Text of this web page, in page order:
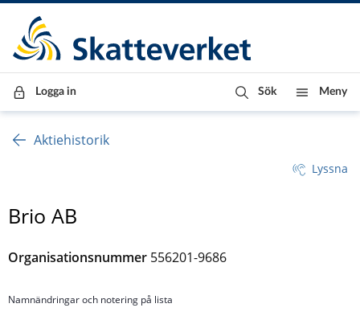
Till innehåll
Till navigationen
Till chattrobot
Logga in Sök Meny
Aktiehistorik
Lyssna
Brio AB
Organisationsnummer 556201-9686
Namnändringar och notering på lista